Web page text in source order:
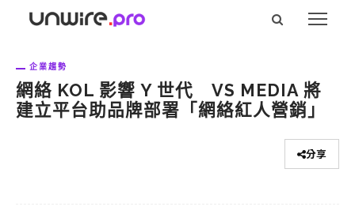
企業趨勢
網絡 KOL 影響 Y 世代 VS MEDIA 將
建立平台助品牌部署「網絡紅人營銷」
分享